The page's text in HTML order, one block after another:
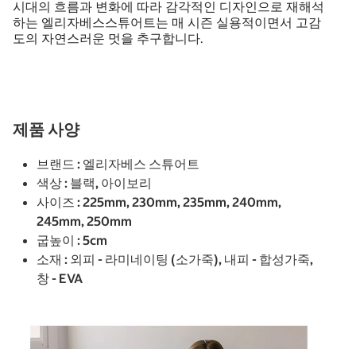
시대의 흐름과 변화에 따라 감각적인 디자인으로 재해석
하는 엘리자베스스튜어트는 매 시즌 실용적이면서 고감
도의 자연스러운 멋을 추구합니다.
제품 사양
브랜드 : 엘리자베스 스튜어트
색상 : 블랙, 아이보리
사이즈 : 225mm, 230mm, 235mm, 240mm,
245mm, 250mm
굽높이 : 5cm
소재 : 외피 - 라미네이팅 (소가죽), 내피 - 합성가죽,
창 - EVA